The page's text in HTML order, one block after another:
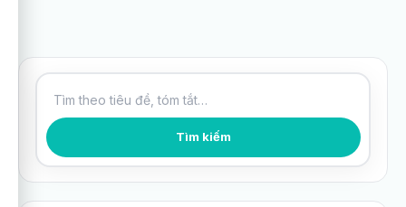
Tìm kiếm bài viết Tìm kiếm